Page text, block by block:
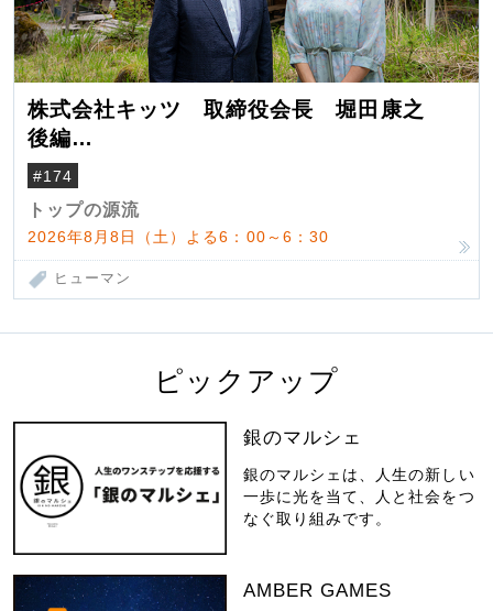
株式会社キッツ 取締役会長 堀田康之
後編
米国駐在でも浮かんだ八ヶ岳 山小屋を営
んだ父母
#174
トップの源流
2026年8月8日（土）よる6：00～6：30
ヒューマン
ピックアップ
銀のマルシェ
銀のマルシェは、人生の新しい
一歩に光を当て、人と社会をつ
なぐ取り組みです。
AMBER GAMES